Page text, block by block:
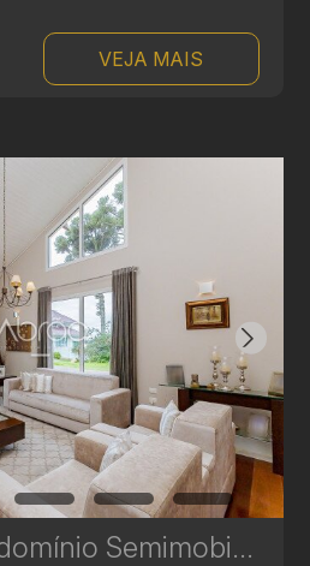
VEJA MAIS
Casa em Condomínio Semimobiliada com 4 Suítes no Ecoville – 500 m² - Alto Padrão e Exclusividade - Ref 412